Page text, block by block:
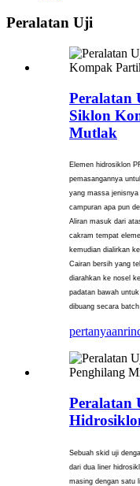
Peralatan Uji
Peralatan
Siklon
Mutlak
Elemen hidrosiklon
pemasangannya
yang massa
campuran apa pun
Aliran masuk dari
cakram tempat
kemudian dialirkan
Cairan bersih yang
diarahkan ke nosel
padatan bawah
dibuang secara
pertanyaan
Sebuah skid uji
dari dua liner
masing dengan satu